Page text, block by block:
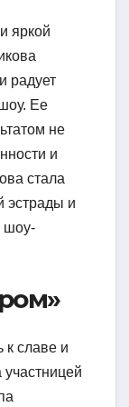
яркой
радует
Ее
не
и
стала
эстрады и
шоу-
к славе и
участницей